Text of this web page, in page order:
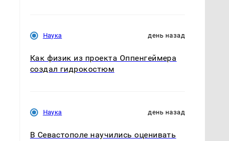
Наука день назад
Как физик из проекта Оппенгеймера
создал гидрокостюм
Наука день назад
В Севастополе научились оценивать